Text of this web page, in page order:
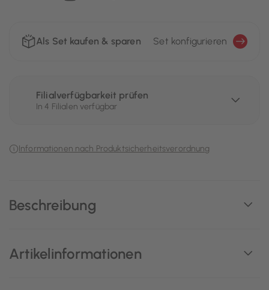
Beschreibung
Artikelinformationen
Als Set kaufen & sparen Set konfigurieren
Filialverfügbarkeit prüfen
In 4 Filialen verfügbar
Informationen nach Produktsicherheitsverordnung